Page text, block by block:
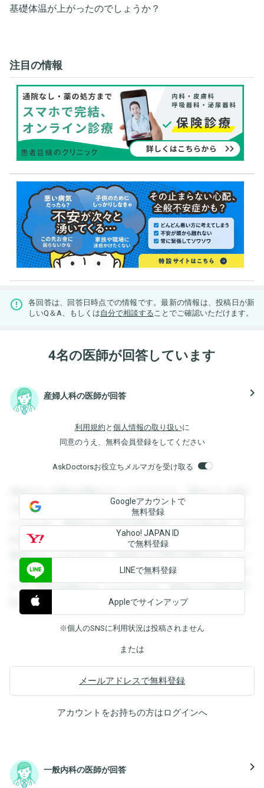
基礎体温が上がったのでしょうか？
注目の情報
各回答は、回答日時点での情報です。最新の情報は、投稿日が新
しいQ＆A、もしくは自分で相談する ことでご確認いただけます。
4名の医師が回答しています
産婦人科の医師が回答 navigate_next
利用規約 と 個人情報の取り扱いに
同意のうえ、無料会員登録をしてください
AskDoctorsお役立ちメルマガを受け取る
登録すると回答を閲覧することができます。登録すると回答
を閲覧することができます。登録すると回答を閲覧すること
ができます。登録すると回答を閲覧することができます。登
録すると回答を閲覧することができます。登録すると回答を
閲覧することができます。登録すると回答を閲覧することが
できます。登録すると回答を閲覧することができます。登録
すると回答を閲覧することができます。登録すると回答を閲
覧することができます。
Googleアカウントで
無料登録
Yahoo! JAPAN ID
で無料登録
LINEで無料登録
Appleでサインアップ
※個人のSNSに利用状況は投稿されません
または
メールアドレスで無料登録
アカウントをお持ちの方はログインへ
一般内科の医師が回答 navigate_next